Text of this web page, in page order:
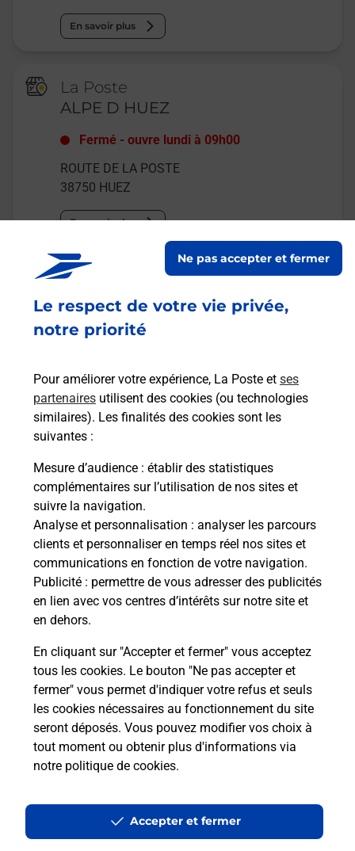
Le respect de votre vie privée,
notre priorité
Pour améliorer votre expérience, La Poste et ses
partenaires utilisent des cookies (ou technologies
similaires). Les finalités des cookies sont les
suivantes :
Mesure d’audience : établir des statistiques
complémentaires sur l’utilisation de nos sites et
suivre la navigation.
Analyse et personnalisation : analyser les parcours
clients et personnaliser en temps réel nos sites et
communications en fonction de votre navigation.
Publicité : permettre de vous adresser des publicités
en lien avec vos centres d’intérêts sur notre site et
en dehors.
En cliquant sur "Accepter et fermer" vous acceptez
tous les cookies. Le bouton "Ne pas accepter et
fermer" vous permet d'indiquer votre refus et seuls
les cookies nécessaires au fonctionnement du site
seront déposés. Vous pouvez modifier vos choix à
tout moment ou obtenir plus d'informations via
notre politique de cookies.
Ne pas accepter et fermer
Accepter et fermer
En savoir plus
La Poste
ALPE D HUEZ
Fermé -ouvre lundi à 09h00
ROUTE DE LA POSTE
38750 HUEZ
En savoir plus
Malin !
La Poste
en ligne
Ouvert 24h/24
En savoir plus
Recherchez un autre point de contact
Questions fréquemment posées
Quel réseau utilise La Poste Mobile ?
Est-ce que je peux garder mon
numéro de mobile gratuitement ?
Est-ce que je peux bénéficier de la 5G
avec La Poste Mobile ?
à l’étranger avec La Poste Mobile ?